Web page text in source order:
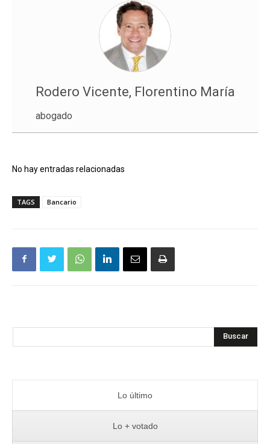
Rodero Vicente, Florentino María
abogado
No hay entradas relacionadas
TAGS Bancario
Buscar
Lo último
Lo + votado